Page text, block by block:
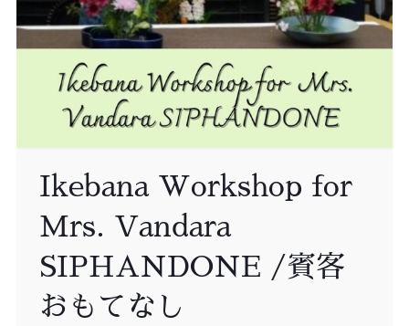
Ikebana Workshop for
Mrs. Vandara
SIPHANDONE /賓客
おもてなし